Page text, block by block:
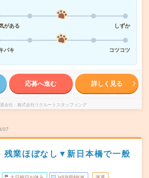
がある
しずか
パキ
コツコツ
応募へ進む 詳しく見る
会社 株式会社リクルートスタッフィング
07
残業ほぼなし▼新日本橋で一般
土日祝日が休み WEB登録OK 派遣